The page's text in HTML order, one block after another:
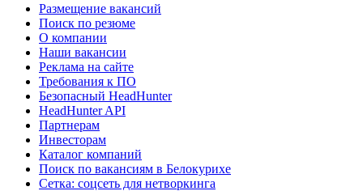
Размещение вакансий
Поиск по резюме
О компании
Наши вакансии
Реклама на сайте
Требования к ПО
Безопасный HeadHunter
HeadHunter API
Партнерам
Инвесторам
Каталог компаний
Поиск по вакансиям в Белокурихе
Сетка: соцсеть для нетворкинга